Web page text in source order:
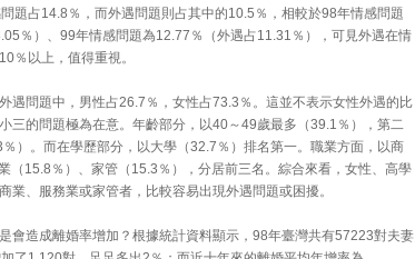
題占14.8％，而外遇問題則占其中的10.5％，相較於98年情感問題
％）、99年情感問題為12.77％（外遇占11.31％），可見外遇在情
％以上，值得重視。
遇問題中，男性占26.7％，女性占73.3％。這並不表示女性外遇的比
三的問題極為在意。年齡部分，以40～49歲最多（39.1％），第二
）。而在學歷部分，以大學（32.7％）排名第一。職業方面，以商
（15.8％）、家管（15.3％），分居前三名。綜合來看，女性、高學
業、服務業或家管者，比較容易出現外遇問題或困擾。
會造成離婚率增加？根據統計資料顯示，98年臺灣共有57223對夫妻